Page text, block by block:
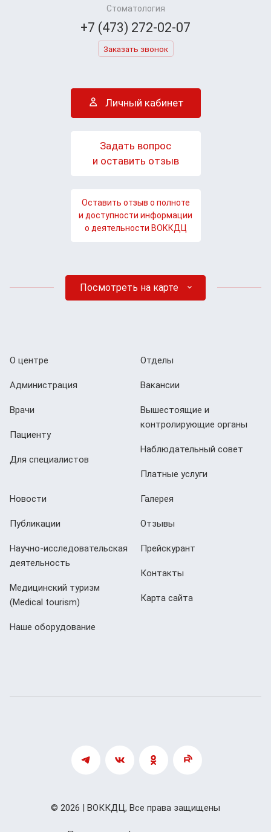
Стоматология
+7 (473) 272-02-07
Заказать звонок
Личный кабинет
Задать вопрос
и оставить отзыв
Оставить отзыв о полноте
и доступности информации
о деятельности ВОККДЦ
Посмотреть на карте
О центре
Администрация
Врачи
Пациенту
Для специалистов
Отделы
Вакансии
Вышестоящие и
контролирующие органы
Наблюдательный совет
Платные услуги
Новости
Публикации
Научно-исследовательская
деятельность
Медицинский туризм
(Мedical tourism)
Наше оборудование
Галерея
Отзывы
Прейскурант
Контакты
Карта сайта
© 2026 | ВОККДЦ, Все права защищены